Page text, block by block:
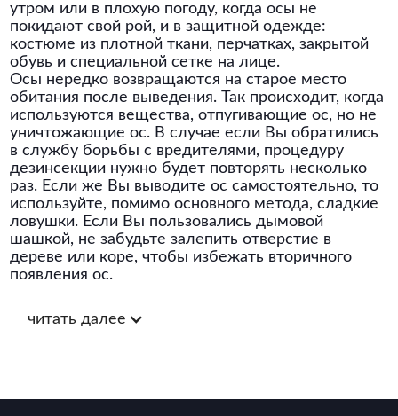
утром или в плохую погоду, когда осы не
покидают свой рой, и в защитной одежде:
костюме из плотной ткани, перчатках, закрытой
обувь и специальной сетке на лице.
Осы нередко возвращаются на старое место
обитания после выведения. Так происходит, когда
используются вещества, отпугивающие ос, но не
уничтожающие ос. В случае если Вы обратились
в службу борьбы с вредителями, процедуру
дезинсекции нужно будет повторять несколько
раз. Если же Вы выводите ос самостоятельно, то
используйте, помимо основного метода, сладкие
ловушки. Если Вы пользовались дымовой
шашкой, не забудьте залепить отверстие в
дереве или коре, чтобы избежать вторичного
появления ос.
читать далее